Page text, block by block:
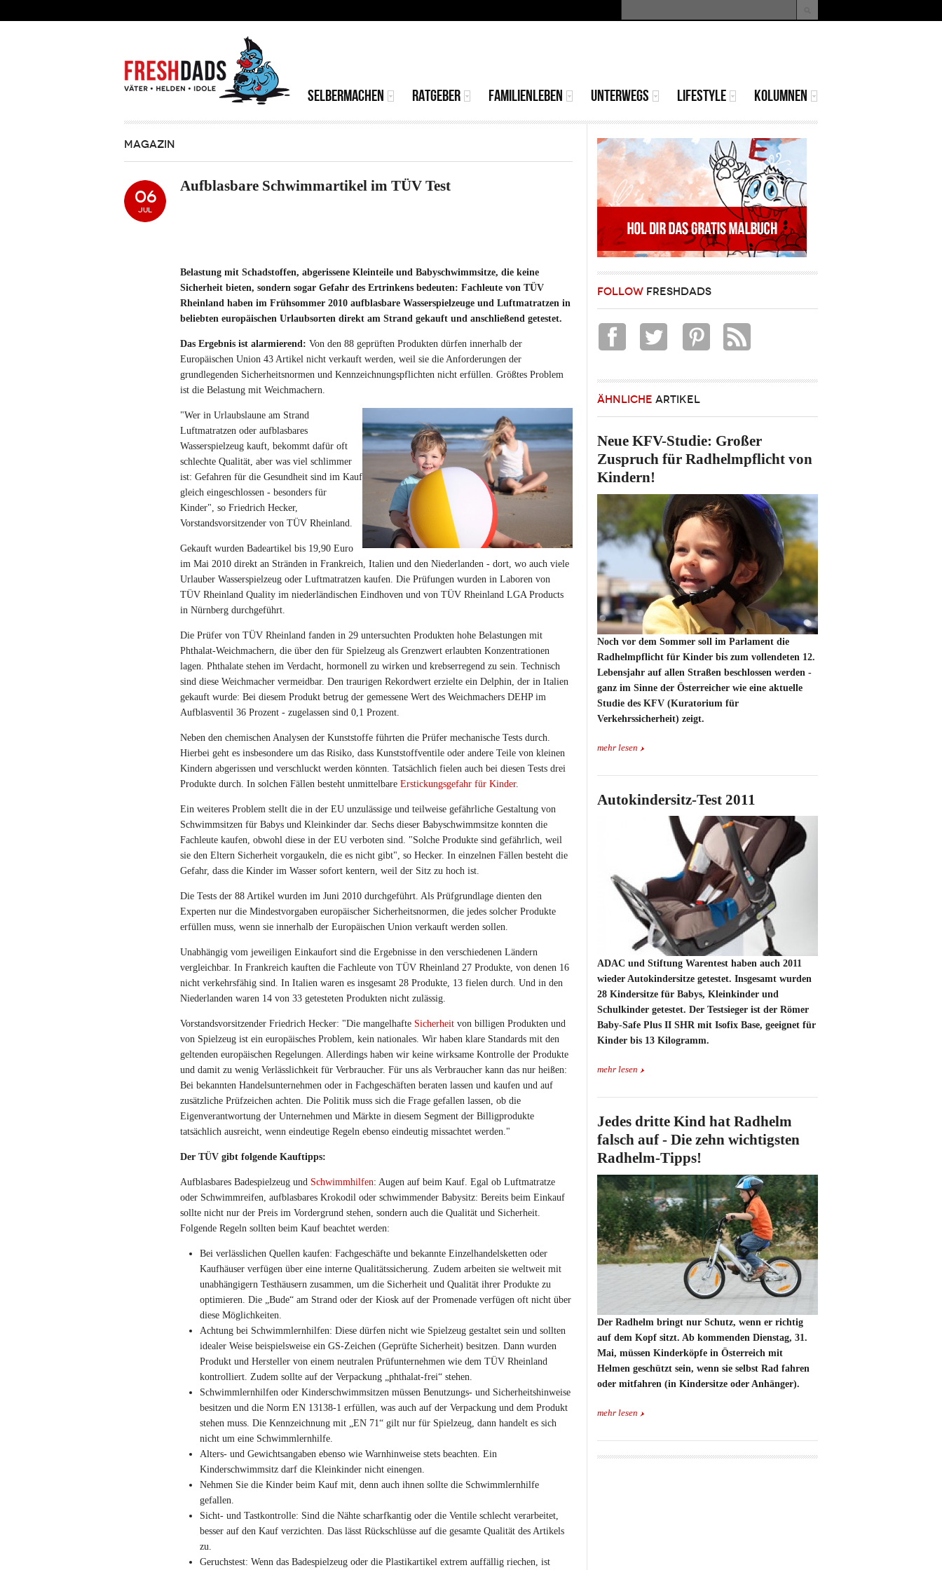
Suchformular
MAINMENU
SELBERMACHEN RATGEBER FAMILIENLEBEN UNTERWEGS LIFESTYLE KOLUMNEN
MAGAZIN
Aufblasbare Schwimmartikel im TÜV Test
06
JUL
Belastung mit Schadstoffen, abgerissene Kleinteile und Babyschwimmsitze, die keine
Sicherheit bieten, sondern sogar Gefahr des Ertrinkens bedeuten: Fachleute von TÜV
Rheinland haben im Frühsommer 2010 aufblasbare Wasserspielzeuge und Luftmatratzen in
beliebten europäischen Urlaubsorten direkt am Strand gekauft und anschließend getestet.
Das Ergebnis ist alarmierend: Von den 88 geprüften Produkten dürfen innerhalb der
Europäischen Union 43 Artikel nicht verkauft werden, weil sie die Anforderungen der
grundlegenden Sicherheitsnormen und Kennzeichnungspflichten nicht erfüllen. Größtes Problem
ist die Belastung mit Weichmachern.
"Wer in Urlaubslaune am Strand
Luftmatratzen oder aufblasbares
Wasserspielzeug kauft, bekommt dafür oft
schlechte Qualität, aber was viel schlimmer
ist: Gefahren für die Gesundheit sind im Kauf
gleich eingeschlossen - besonders für
Kinder", so Friedrich Hecker,
Vorstandsvorsitzender von TÜV Rheinland.
Gekauft wurden Badeartikel bis 19,90 Euro
im Mai 2010 direkt an Stränden in Frankreich, Italien und den Niederlanden - dort, wo auch viele
Urlauber Wasserspielzeug oder Luftmatratzen kaufen. Die Prüfungen wurden in Laboren von
TÜV Rheinland Quality im niederländischen Eindhoven und von TÜV Rheinland LGA Products
in Nürnberg durchgeführt.
Die Prüfer von TÜV Rheinland fanden in 29 untersuchten Produkten hohe Belastungen mit
Phthalat-Weichmachern, die über den für Spielzeug als Grenzwert erlaubten Konzentrationen
lagen. Phthalate stehen im Verdacht, hormonell zu wirken und krebserregend zu sein. Technisch
sind diese Weichmacher vermeidbar. Den traurigen Rekordwert erzielte ein Delphin, der in Italien
gekauft wurde: Bei diesem Produkt betrug der gemessene Wert des Weichmachers DEHP im
Aufblasventil 36 Prozent - zugelassen sind 0,1 Prozent.
Neben den chemischen Analysen der Kunststoffe führten die Prüfer mechanische Tests durch.
Hierbei geht es insbesondere um das Risiko, dass Kunststoffventile oder andere Teile von kleinen
Kindern abgerissen und verschluckt werden könnten. Tatsächlich fielen auch bei diesen Tests drei
Produkte durch. In solchen Fällen besteht unmittelbare Erstickungsgefahr für Kinder.
Ein weiteres Problem stellt die in der EU unzulässige und teilweise gefährliche Gestaltung von
Schwimmsitzen für Babys und Kleinkinder dar. Sechs dieser Babyschwimmsitze konnten die
Fachleute kaufen, obwohl diese in der EU verboten sind. "Solche Produkte sind gefährlich, weil
sie den Eltern Sicherheit vorgaukeln, die es nicht gibt", so Hecker. In einzelnen Fällen besteht die
Gefahr, dass die Kinder im Wasser sofort kentern, weil der Sitz zu hoch ist.
Die Tests der 88 Artikel wurden im Juni 2010 durchgeführt. Als Prüfgrundlage dienten den
Experten nur die Mindestvorgaben europäischer Sicherheitsnormen, die jedes solcher Produkte
erfüllen muss, wenn sie innerhalb der Europäischen Union verkauft werden sollen.
Unabhängig vom jeweiligen Einkaufort sind die Ergebnisse in den verschiedenen Ländern
vergleichbar. In Frankreich kauften die Fachleute von TÜV Rheinland 27 Produkte, von denen 16
nicht verkehrsfähig sind. In Italien waren es insgesamt 28 Produkte, 13 fielen durch. Und in den
Niederlanden waren 14 von 33 getesteten Produkten nicht zulässig.
Vorstandsvorsitzender Friedrich Hecker: "Die mangelhafte Sicherheit von billigen Produkten und
von Spielzeug ist ein europäisches Problem, kein nationales. Wir haben klare Standards mit den
geltenden europäischen Regelungen. Allerdings haben wir keine wirksame Kontrolle der Produkte
und damit zu wenig Verlässlichkeit für Verbraucher. Für uns als Verbraucher kann das nur heißen:
Bei bekannten Handelsunternehmen oder in Fachgeschäften beraten lassen und kaufen und auf
zusätzliche Prüfzeichen achten. Die Politik muss sich die Frage gefallen lassen, ob die
Eigenverantwortung der Unternehmen und Märkte in diesem Segment der Billigprodukte
tatsächlich ausreicht, wenn eindeutige Regeln ebenso eindeutig missachtet werden."
Der TÜV gibt folgende Kauftipps:
Aufblasbares Badespielzeug und Schwimmhilfen: Augen auf beim Kauf. Egal ob Luftmatratze
oder Schwimmreifen, aufblasbares Krokodil oder schwimmender Babysitz: Bereits beim Einkauf
sollte nicht nur der Preis im Vordergrund stehen, sondern auch die Qualität und Sicherheit.
Folgende Regeln sollten beim Kauf beachtet werden:
Bei verlässlichen Quellen kaufen: Fachgeschäfte und bekannte Einzelhandelsketten oder
Kaufhäuser verfügen über eine interne Qualitätssicherung. Zudem arbeiten sie weltweit mit
unabhängigern Testhäusern zusammen, um die Sicherheit und Qualität ihrer Produkte zu
optimieren. Die „Bude“ am Strand oder der Kiosk auf der Promenade verfügen oft nicht über
diese Möglichkeiten.
Achtung bei Schwimmlernhilfen: Diese dürfen nicht wie Spielzeug gestaltet sein und sollten
idealer Weise beispielsweise ein GS-Zeichen (Geprüfte Sicherheit) besitzen. Dann wurden
Produkt und Hersteller von einem neutralen Prüfunternehmen wie dem TÜV Rheinland
kontrolliert. Zudem sollte auf der Verpackung „phthalat-frei“ stehen.
Schwimmlernhilfen oder Kinderschwimmsitzen müssen Benutzungs- und Sicherheitshinweise
besitzen und die Norm EN 13138-1 erfüllen, was auch auf der Verpackung und dem Produkt
stehen muss. Die Kennzeichnung mit „EN 71“ gilt nur für Spielzeug, dann handelt es sich
nicht um eine Schwimmlernhilfe.
Alters- und Gewichtsangaben ebenso wie Warnhinweise stets beachten. Ein
Kinderschwimmsitz darf die Kleinkinder nicht einengen.
Nehmen Sie die Kinder beim Kauf mit, denn auch ihnen sollte die Schwimmlernhilfe
gefallen.
Sicht- und Tastkontrolle: Sind die Nähte scharfkantig oder die Ventile schlecht verarbeitet,
besser auf den Kauf verzichten. Das lässt Rückschlüsse auf die gesamte Qualität des Artikels
zu.
Geruchstest: Wenn das Badespielzeug oder die Plastikartikel extrem auffällig riechen, ist
FOLLOW FRESHDADS
ÄHNLICHE ARTIKEL
Neue KFV-Studie: Großer
Zuspruch für Radhelmpflicht von
Kindern!
Noch vor dem Sommer soll im Parlament die
Radhelmpflicht für Kinder bis zum vollendeten 12.
Lebensjahr auf allen Straßen beschlossen werden -
ganz im Sinne der Österreicher wie eine aktuelle
Studie des KFV (Kuratorium für
Verkehrssicherheit) zeigt.
mehr lesen
Autokindersitz-Test 2011
ADAC und Stiftung Warentest haben auch 2011
wieder Autokindersitze getestet. Insgesamt wurden
28 Kindersitze für Babys, Kleinkinder und
Schulkinder getestet. Der Testsieger ist der Römer
Baby-Safe Plus II SHR mit Isofix Base, geeignet für
Kinder bis 13 Kilogramm.
mehr lesen
Jedes dritte Kind hat Radhelm
falsch auf - Die zehn wichtigsten
Radhelm-Tipps!
Der Radhelm bringt nur Schutz, wenn er richtig
auf dem Kopf sitzt. Ab kommenden Dienstag, 31.
Mai, müssen Kinderköpfe in Österreich mit
Helmen geschützt sein, wenn sie selbst Rad fahren
oder mitfahren (in Kindersitze oder Anhänger).
mehr lesen